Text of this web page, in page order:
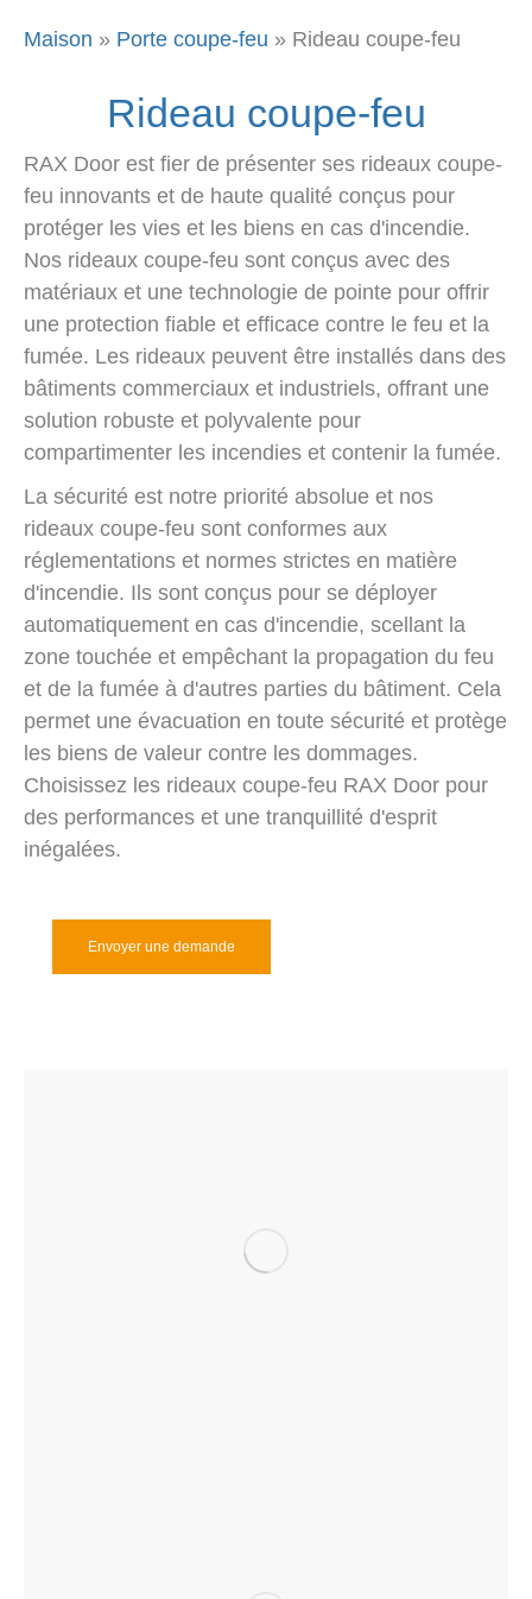
Maison » Porte coupe-feu » Rideau coupe-feu
Rideau coupe-feu
RAX Door est fier de présenter ses rideaux coupe-
feu innovants et de haute qualité conçus pour
protéger les vies et les biens en cas d'incendie.
Nos rideaux coupe-feu sont conçus avec des
matériaux et une technologie de pointe pour offrir
une protection fiable et efficace contre le feu et la
fumée. Les rideaux peuvent être installés dans des
bâtiments commerciaux et industriels, offrant une
solution robuste et polyvalente pour
compartimenter les incendies et contenir la fumée.
La sécurité est notre priorité absolue et nos
rideaux coupe-feu sont conformes aux
réglementations et normes strictes en matière
d'incendie. Ils sont conçus pour se déployer
automatiquement en cas d'incendie, scellant la
zone touchée et empêchant la propagation du feu
et de la fumée à d'autres parties du bâtiment. Cela
permet une évacuation en toute sécurité et protège
les biens de valeur contre les dommages.
Choisissez les rideaux coupe-feu RAX Door pour
des performances et une tranquillité d'esprit
inégalées.
Envoyer une demande